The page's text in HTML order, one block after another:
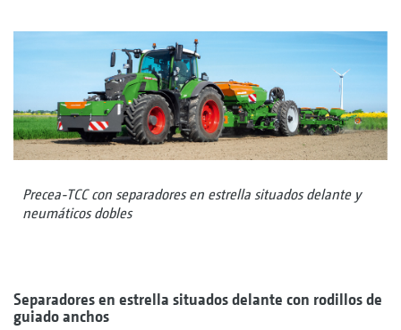
Precea-TCC con separadores en estrella situados delante y
neumáticos dobles
Separadores en estrella situados delante con rodillos de
guiado anchos